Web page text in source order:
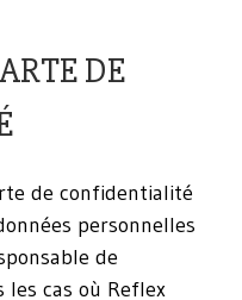
DE
de confidentialité
personnelles
de
les cas où Reflex